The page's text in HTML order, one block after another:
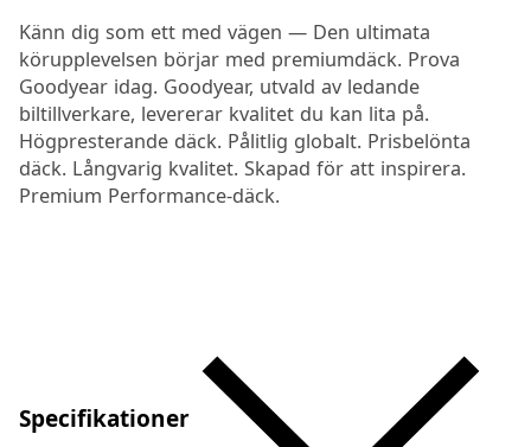
Känn dig som ett med vägen — Den ultimata
körupplevelsen börjar med premiumdäck. Prova
Goodyear idag. Goodyear, utvald av ledande
biltillverkare, levererar kvalitet du kan lita på.
Högpresterande däck. Pålitlig globalt. Prisbelönta
däck. Långvarig kvalitet. Skapad för att inspirera.
Premium Performance-däck.
Specifikationer